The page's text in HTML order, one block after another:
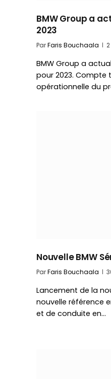
BMW Group a
2023
ParFaris Bouchaala
BMW Group a
pour 2023. Compte
opérationnelle du
Nouvelle BMW
ParFaris Bouchaala
Lancement de la
nouvelle référence
et de conduite en…